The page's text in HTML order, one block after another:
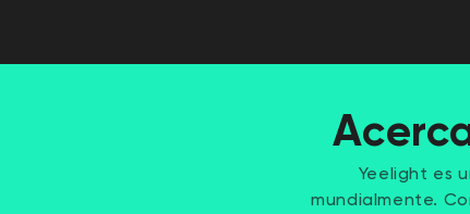
Yeelight es
mundialmente.